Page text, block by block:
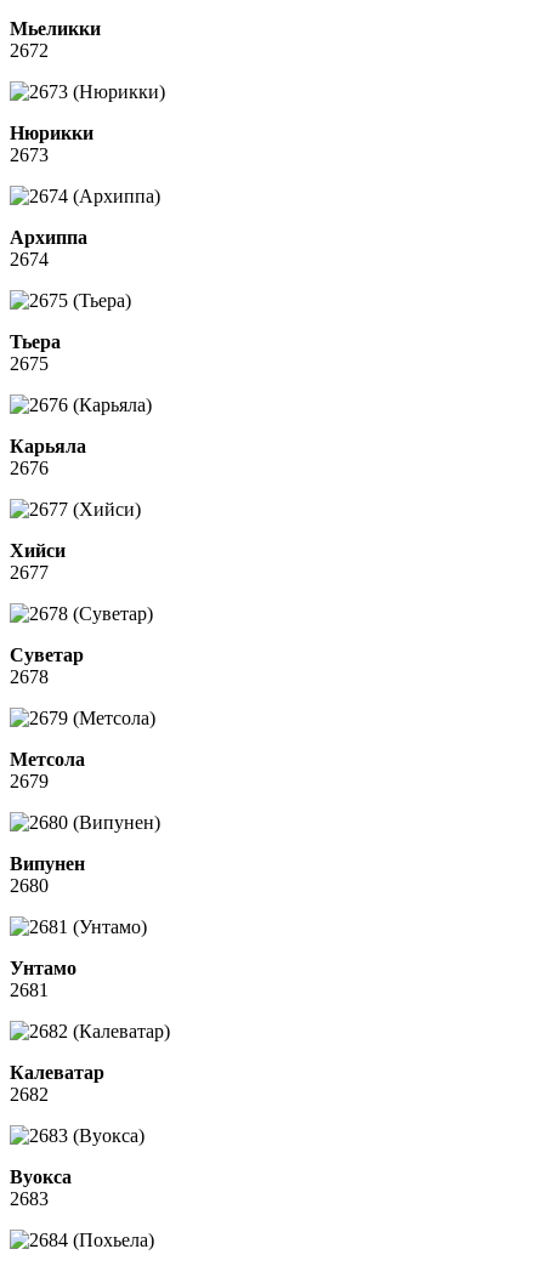
Мьеликки
2672
Нюрикки
2673
Архиппа
2674
Тьера
2675
Карьяла
2676
Хийси
2677
Суветар
2678
Метсола
2679
Випунен
2680
Унтамо
2681
Калеватар
2682
Вуокса
2683